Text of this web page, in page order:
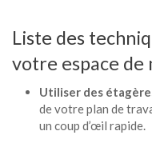
Liste des
votre espace de
Utiliser des
de votre plan de
un coup d’œil rapide.